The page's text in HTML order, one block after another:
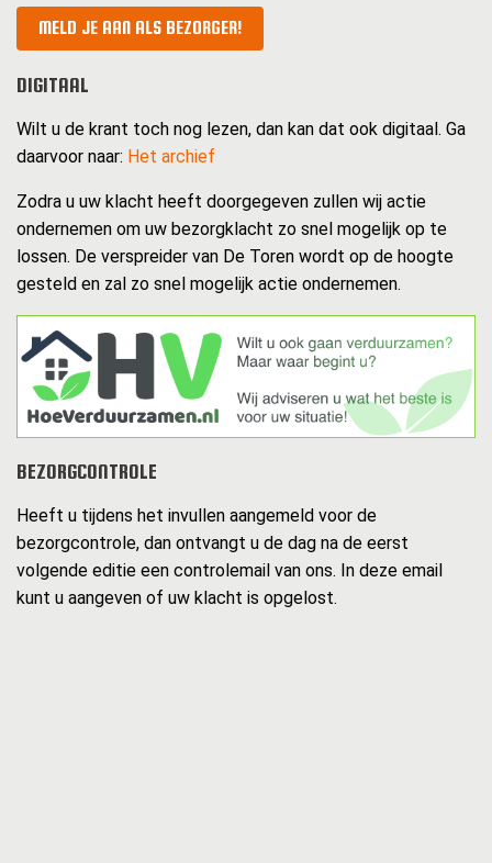
MELD JE AAN ALS BEZORGER!
DIGITAAL
Wilt u de krant toch nog lezen, dan kan dat ook digitaal. Ga
daarvoor naar: Het archief
Zodra u uw klacht heeft doorgegeven zullen wij actie
ondernemen om uw bezorgklacht zo snel mogelijk op te
lossen. De verspreider van De Toren wordt op de hoogte
gesteld en zal zo snel mogelijk actie ondernemen.
BEZORGCONTROLE
Heeft u tijdens het invullen aangemeld voor de
bezorgcontrole, dan ontvangt u de dag na de eerst
volgende editie een controlemail van ons. In deze email
kunt u aangeven of uw klacht is opgelost.